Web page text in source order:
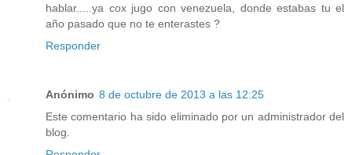
hablar.....ya cox jugo con venezuela, donde estabas tu el
año pasado que no te enterastes ?
Responder
Anónimo 8 de octubre de 2013 a las 12:25
Este comentario ha sido eliminado por un administrador del
blog.